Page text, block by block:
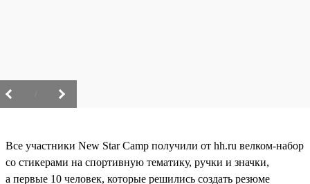
Все участники New Star Camp получили от hh.ru велком-набор
со стикерами на спортивную тематику, ручки и значки,
а первые 10 человек, которые решились создать резюме